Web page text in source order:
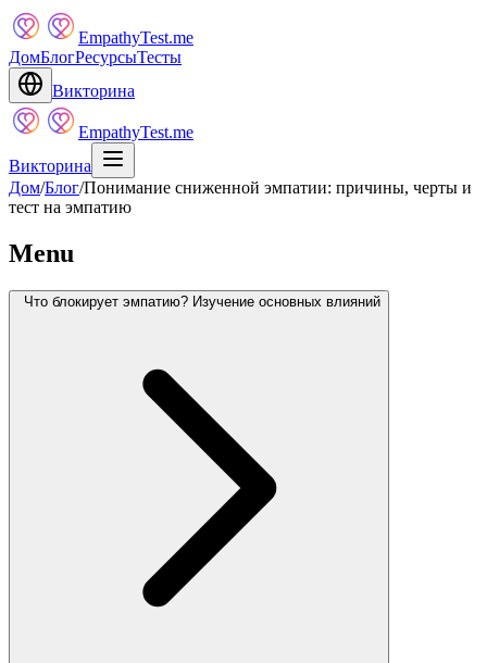
EmpathyTest.me
ДомБлогРесурсыТесты
Викторина
EmpathyTest.me
Викторина
Дом/Блог/Понимание сниженной эмпатии: причины, черты и
тест на эмпатию
Menu
Что блокирует эмпатию? Изучение основных влияний